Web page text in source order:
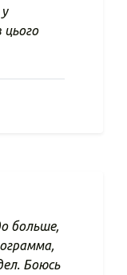
цього
больше,
Боюсь